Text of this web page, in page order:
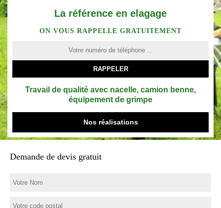
La référence en elagage
ON VOUS RAPPELLE GRATUITEMENT
Travail de qualité avec nacelle, camion benne,
équipement de grimpe
Nos réalisations
Demande de devis gratuit